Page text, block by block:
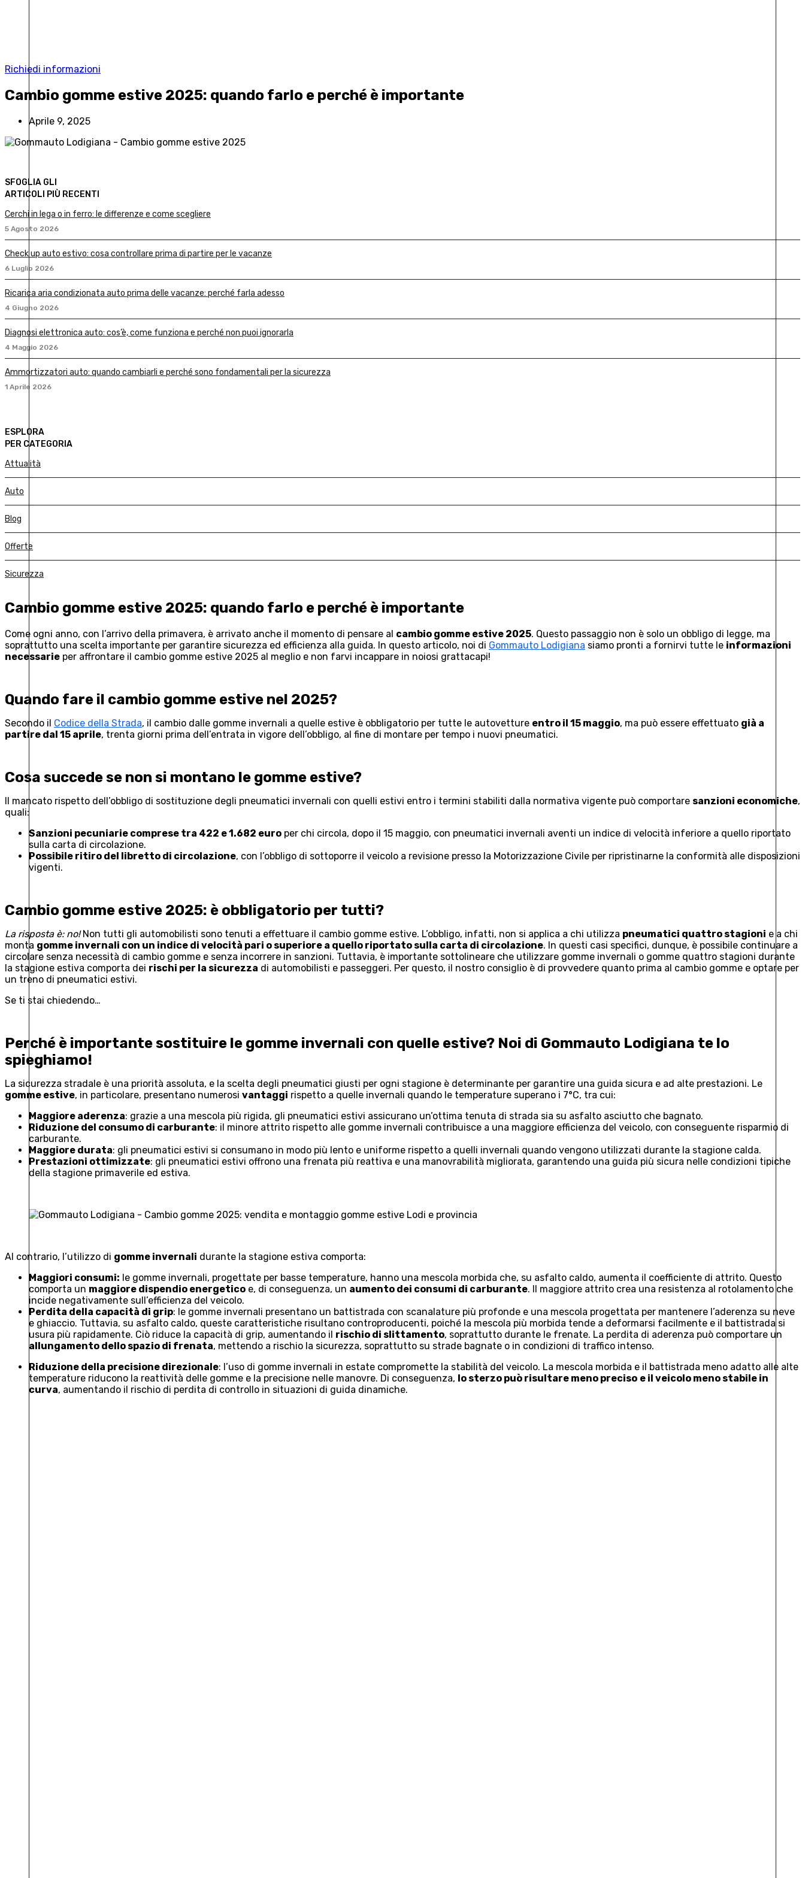
Richiedi informazioni
Cambio gomme estive 2025: quando farlo e perché è importante
Aprile 9, 2025
SFOGLIA GLI
ARTICOLI PIÙ RECENTI
Cerchi in lega o in ferro: le differenze e come scegliere
5 Agosto 2026
Check up auto estivo: cosa controllare prima di partire per le vacanze
6 Luglio 2026
Ricarica aria condizionata auto prima delle vacanze: perché farla adesso
4 Giugno 2026
Diagnosi elettronica auto: cos’è, come funziona e perché non puoi ignorarla
4 Maggio 2026
Ammortizzatori auto: quando cambiarli e perché sono fondamentali per la sicurezza
1 Aprile 2026
ESPLORA
PER CATEGORIA
Attualità
Auto
Blog
Offerte
Sicurezza
Cambio gomme estive 2025: quando farlo e perché è importante
Come ogni anno, con l’arrivo della primavera, è arrivato anche il momento di pensare al cambio gomme estive 2025. Questo passaggio non è solo un obbligo di legge, ma
soprattutto una scelta importante per garantire sicurezza ed efficienza alla guida. In questo articolo, noi di Gommauto Lodigiana siamo pronti a fornirvi tutte le informazioni
necessarie per affrontare il cambio gomme estive 2025 al meglio e non farvi incappare in noiosi grattacapi!
Quando fare il cambio gomme estive nel 2025?
Secondo il Codice della Strada, il cambio dalle gomme invernali a quelle estive è obbligatorio per tutte le autovetture entro il 15 maggio, ma può essere effettuato già a
partire dal 15 aprile, trenta giorni prima dell’entrata in vigore dell’obbligo, al fine di montare per tempo i nuovi pneumatici.
Cosa succede se non si montano le gomme estive?
Il mancato rispetto dell’obbligo di sostituzione degli pneumatici invernali con quelli estivi entro i termini stabiliti dalla normativa vigente può comportare sanzioni economiche,
quali:
Sanzioni pecuniarie comprese tra 422 e 1.682 euro per chi circola, dopo il 15 maggio, con pneumatici invernali aventi un indice di velocità inferiore a quello riportato
sulla carta di circolazione.
Possibile ritiro del libretto di circolazione, con l’obbligo di sottoporre il veicolo a revisione presso la Motorizzazione Civile per ripristinarne la conformità alle disposizioni
vigenti.
Cambio gomme estive 2025: è obbligatorio per tutti?
La risposta è: no!Non tutti gli automobilisti sono tenuti a effettuare il cambio gomme estive. L’obbligo, infatti, non si applica a chi utilizza pneumatici quattro stagioni e a chi
monta gomme invernali con un indice di velocità pari o superiore a quello riportato sulla carta di circolazione. In questi casi specifici, dunque, è possibile continuare a
circolare senza necessità di cambio gomme e senza incorrere in sanzioni. Tuttavia, è importante sottolineare che utilizzare gomme invernali o gomme quattro stagioni durante
la stagione estiva comporta dei rischi per la sicurezza di automobilisti e passeggeri. Per questo, il nostro consiglio è di provvedere quanto prima al cambio gomme e optare per
un treno di pneumatici estivi.
Se ti stai chiedendo…
Perché è importante sostituire le gomme invernali con quelle estive? Noi di Gommauto Lodigiana te lo
spieghiamo!
La sicurezza stradale è una priorità assoluta, e la scelta degli pneumatici giusti per ogni stagione è determinante per garantire una guida sicura e ad alte prestazioni. Le
gomme estive, in particolare, presentano numerosi vantaggi rispetto a quelle invernali quando le temperature superano i 7°C, tra cui:
Maggiore aderenza: grazie a una mescola più rigida, gli pneumatici estivi assicurano un’ottima tenuta di strada sia su asfalto asciutto che bagnato.
Riduzione del consumo di carburante: il minore attrito rispetto alle gomme invernali contribuisce a una maggiore efficienza del veicolo, con conseguente risparmio di
carburante.
Maggiore durata: gli pneumatici estivi si consumano in modo più lento e uniforme rispetto a quelli invernali quando vengono utilizzati durante la stagione calda.
Prestazioni ottimizzate: gli pneumatici estivi offrono una frenata più reattiva e una manovrabilità migliorata, garantendo una guida più sicura nelle condizioni tipiche
della stagione primaverile ed estiva.
Al contrario, l’utilizzo di gomme invernali durante la stagione estiva comporta:
Maggiori consumi: le gomme invernali, progettate per basse temperature, hanno una mescola morbida che, su asfalto caldo, aumenta il coefficiente di attrito. Questo
comporta un maggiore dispendio energetico e, di conseguenza, un aumento dei consumi di carburante. Il maggiore attrito crea una resistenza al rotolamento che
incide negativamente sull’efficienza del veicolo.
Perdita della capacità di grip: le gomme invernali presentano un battistrada con scanalature più profonde e una mescola progettata per mantenere l’aderenza su neve
e ghiaccio. Tuttavia, su asfalto caldo, queste caratteristiche risultano controproducenti, poiché la mescola più morbida tende a deformarsi facilmente e il battistrada si
usura più rapidamente. Ciò riduce la capacità di grip, aumentando il rischio di slittamento, soprattutto durante le frenate. La perdita di aderenza può comportare un
allungamento dello spazio di frenata, mettendo a rischio la sicurezza, soprattutto su strade bagnate o in condizioni di traffico intenso.
Riduzione della precisione direzionale: l’uso di gomme invernali in estate compromette la stabilità del veicolo. La mescola morbida e il battistrada meno adatto alle alte
temperature riducono la reattività delle gomme e la precisione nelle manovre. Di conseguenza, lo sterzo può risultare meno preciso e il veicolo meno stabile in
curva, aumentando il rischio di perdita di controllo in situazioni di guida dinamiche.